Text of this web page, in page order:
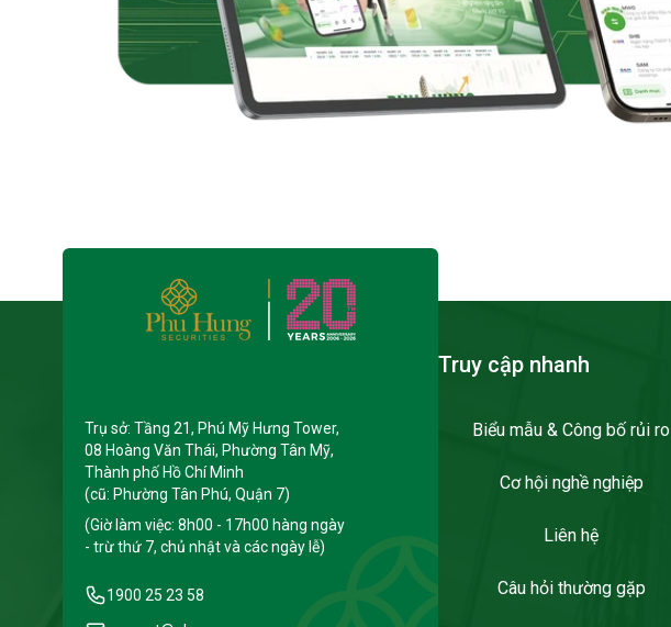
Trụ sở: Tầng 21, Phú Mỹ Hưng Tower,
08 Hoàng Văn Thái, Phường Tân Mỹ,
Thành phố Hồ Chí Minh
(cũ: Phường Tân Phú, Quận 7)
(Giờ làm việc: 8h00 - 17h00 hàng ngày
- trừ thứ 7, chủ nhật và các ngày lễ)
1900 25 23 58
Truy cập nhanh
Biểu mẫu & Công bố rủi ro
Cơ hội nghề nghiệp
Liên hệ
Câu hỏi thường gặp